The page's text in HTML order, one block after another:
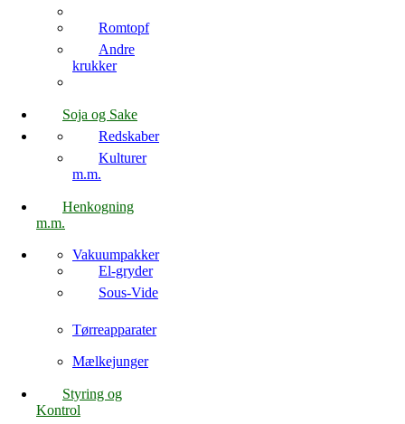
Romtopf
Andre
krukker
Soja og Sake
Redskaber
Kulturer
m.m.
Henkogning
m.m.
Vakuumpakker
El-gryder
Sous-Vide
Tørreapparater
Mælkejunger
Styring og
Kontrol